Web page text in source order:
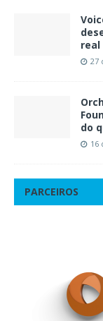
real
27
do
16
PARCEIROS